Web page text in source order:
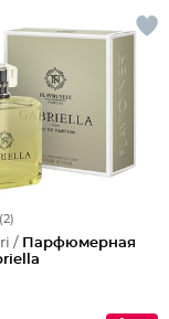
(2)
/ Парфюмерная